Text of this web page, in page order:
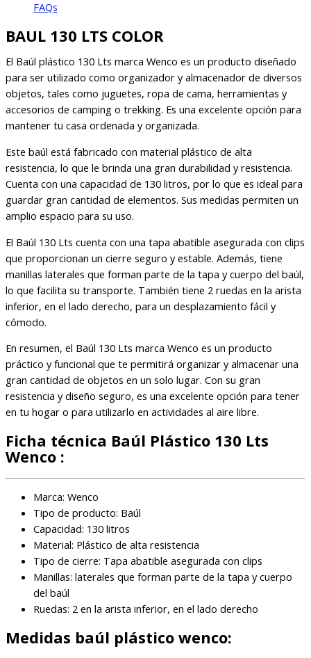
FAQs
BAUL 130 LTS COLOR
El Baúl plástico 130 Lts marca Wenco es un producto diseñado
para ser utilizado como organizador y almacenador de diversos
objetos, tales como juguetes, ropa de cama, herramientas y
accesorios de camping o trekking. Es una excelente opción para
mantener tu casa ordenada y organizada.
Este baúl está fabricado con material plástico de alta
resistencia, lo que le brinda una gran durabilidad y resistencia.
Cuenta con una capacidad de 130 litros, por lo que es ideal para
guardar gran cantidad de elementos. Sus medidas permiten un
amplio espacio para su uso.
El Baúl 130 Lts cuenta con una tapa abatible asegurada con clips
que proporcionan un cierre seguro y estable. Además, tiene
manillas laterales que forman parte de la tapa y cuerpo del baúl,
lo que facilita su transporte. También tiene 2 ruedas en la arista
inferior, en el lado derecho, para un desplazamiento fácil y
cómodo.
En resumen, el Baúl 130 Lts marca Wenco es un producto
práctico y funcional que te permitirá organizar y almacenar una
gran cantidad de objetos en un solo lugar. Con su gran
resistencia y diseño seguro, es una excelente opción para tener
en tu hogar o para utilizarlo en actividades al aire libre.
Ficha técnica Baúl Plástico 130 Lts
Wenco :
Marca: Wenco
Tipo de producto: Baúl
Capacidad: 130 litros
Material: Plástico de alta resistencia
Tipo de cierre: Tapa abatible asegurada con clips
Manillas: laterales que forman parte de la tapa y cuerpo
del baúl
Ruedas: 2 en la arista inferior, en el lado derecho
Medidas baúl plástico wenco: